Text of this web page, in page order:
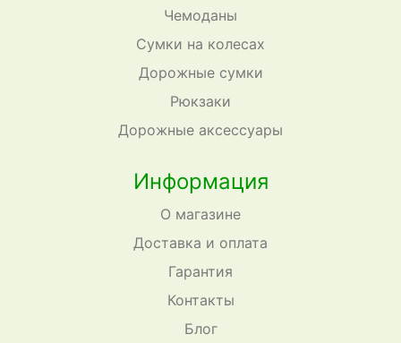
Чемоданы
Сумки на колесах
Дорожные сумки
Рюкзаки
Дорожные аксессуары
Информация
О магазине
Доставка и оплата
Гарантия
Контакты
Блог